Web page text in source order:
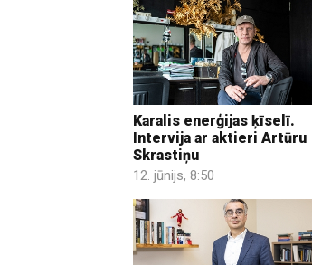
Karalis enerģijas ķīselī.
Intervija ar aktieri Artūru
Skrastiņu
12. jūnijs, 8:50